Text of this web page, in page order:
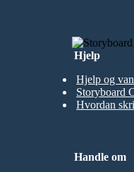
Hjelp
Hjelp og
Storyboard
Hvordan
Handle om